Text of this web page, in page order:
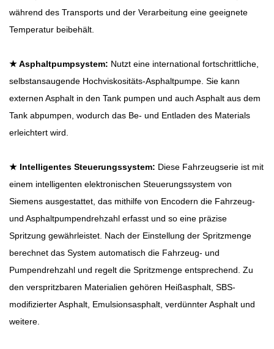
während des Transports und der Verarbeitung eine geeignete
Temperatur beibehält.
★ Asphaltpumpsystem: Nutzt eine international fortschrittliche,
selbstansaugende Hochviskositäts-Asphaltpumpe. Sie kann
externen Asphalt in den Tank pumpen und auch Asphalt aus dem
Tank abpumpen, wodurch das Be- und Entladen des Materials
erleichtert wird.
★ Intelligentes Steuerungssystem: Diese Fahrzeugserie ist mit
einem intelligenten elektronischen Steuerungssystem von
Siemens ausgestattet, das mithilfe von Encodern die Fahrzeug-
und Asphaltpumpendrehzahl erfasst und so eine präzise
Spritzung gewährleistet. Nach der Einstellung der Spritzmenge
berechnet das System automatisch die Fahrzeug- und
Pumpendrehzahl und regelt die Spritzmenge entsprechend. Zu
den verspritzbaren Materialien gehören Heißasphalt, SBS-
modifizierter Asphalt, Emulsionsasphalt, verdünnter Asphalt und
weitere.